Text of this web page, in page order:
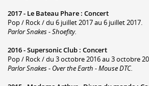
2017 - Le Bateau Phare : Concert
Pop / Rock / du 6 juillet 2017 au 6 juillet 2017.
Parlor Snakes - Shoefity.
2016 -Supersonic Club : Concert
Pop / Rock / du 3 octobre 2016 au 3 octobre
Parlor Snakes - Over the Earth - Mouse DTC.